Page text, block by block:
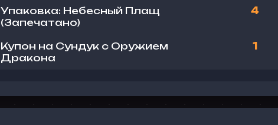
Упаковка: Небесный Плащ
(Запечатано)
4
Купон на Сундук с Оружием
Дракона
1